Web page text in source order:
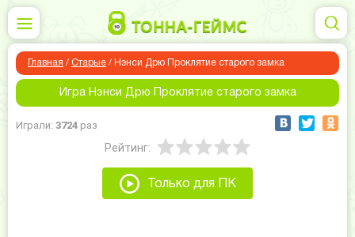
Главная / Старые / Нэнси Дрю Проклятие старого замка
Игра Нэнси Дрю Проклятие старого замка
Играли: 3724 раз
Рейтинг:
Только для ПК